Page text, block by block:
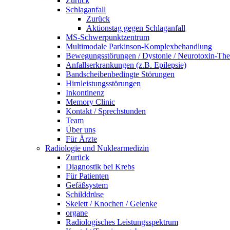
Schlaganfall
Zurück
Aktionstag gegen Schlaganfall
MS-Schwerpunktzentrum
Multimodale Parkinson-Komplexbehandlung
Bewegungsstörungen / Dystonie / Neurotoxin-
Anfallserkrankungen (z.B. Epilepsie)
Bandscheibenbedingte Störungen
Hirnleistungsstörungen
Inkontinenz
Memory Clinic
Kontakt / Sprechstunden
Team
Über uns
Für Ärzte
Radiologie und Nuklearmedizin
Zurück
Diagnostik bei Krebs
Für Patienten
Gefäßsystem
Schilddrüse
Skelett / Knochen / Gelenke
organe
Radiologisches Leistungsspektrum